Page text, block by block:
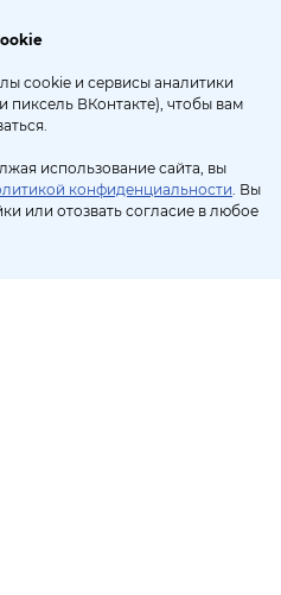
cookie и сервисы аналитики
пиксель ВКонтакте), чтобы вам
использование сайта, вы
конфиденциальности. Вы
или отозвать согласие в любое